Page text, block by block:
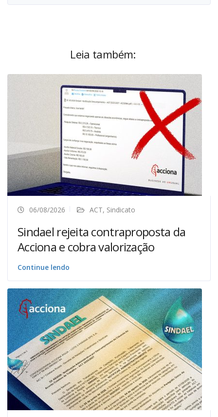
Leia também:
06/08/2026 ACT, Sindicato
Sindael rejeita contraproposta da
Acciona e cobra valorização
Continue lendo